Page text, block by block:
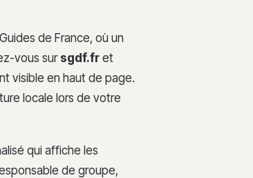
de France, où un
vous sur sgdf.fret
visible en haut de page.
locale lors de votre
qui affiche les
de groupe,